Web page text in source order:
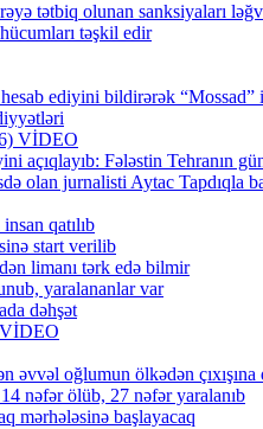
tətbiq olunan sanksiyaları
təşkil edir
ediyini bildirərək “Mossad”
VİDEO
açıqlayıb: Fələstin Tehranın
olan jurnalisti Aytac Tapdıqla
qatılıb
start verilib
limanı tərk edə bilmir
yaralananlar var
dəhşət
əvvəl oğlumun ölkədən
nəfər ölüb, 27 nəfər yaralanıb
mərhələsinə başlayacaq